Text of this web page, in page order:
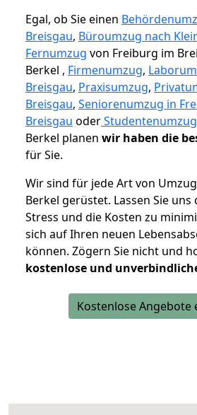
Egal, ob Sie einen
Breisgau, Büroumzug nach
Fernumzug von Freiburg im
Berkel , Firmenumzug,
Breisgau, Praxisumzug,
Breisgau, Seniorenumzug in
Breisgau oderStudentenumzug
Berkel planen wir haben die
für Sie.
Wir sind für jede Art von
Berkel gerüstet. Lassen Sie
Stress und die Kosten zu
sich auf Ihren neuen
können. Zögern Sie nicht und
kostenlose und
Kostenlose Angebote